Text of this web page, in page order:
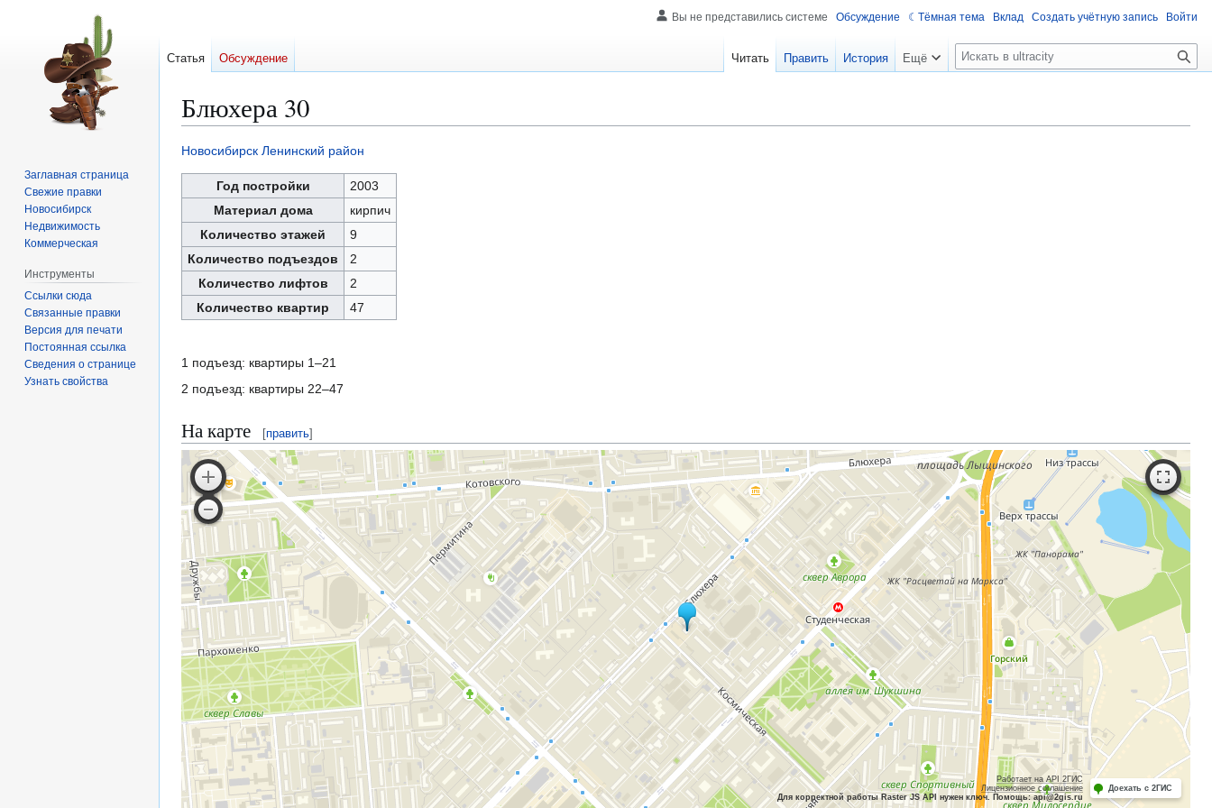
Блюхера 30
навигации
поиску
Новосибирск Ленинский район
Год постройки
2003
Материал дома
кирпич
Количество этажей
9
Количество подъездов
2
Количество лифтов
2
Количество квартир
47
1 подъезд: квартиры 1–21
2 подъезд: квартиры 22–47
На карте [править]
Работает на API 2ГИС
Лицензионное соглашение
Для корректной работы Raster JS API нужен ключ. Помощь: api@2gis.ru
Доехать с 2ГИС
Вы не представились системе Обсуждение Тёмная тема Вклад Создать учётную запись Войти
Статья Обсуждение Читать Править История Ещё
П
о
к
Заглавная страница
Свежие правки
Новосибирск
Недвижимость
Коммерческая
Инструменты
Ссылки сюда
Связанные правки
Версия для печати
Постоянная ссылка
Сведения о странице
Узнать свойства